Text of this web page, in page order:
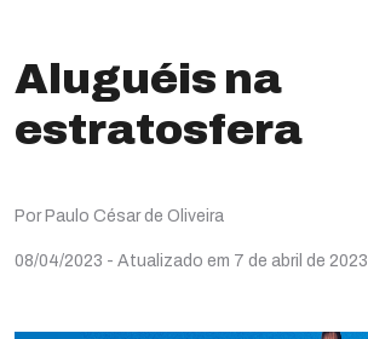
Aluguéis na
estratosfera
Por Paulo César de Oliveira
08/04/2023 - Atualizado em 7 de abril de 2023